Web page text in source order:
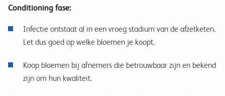
Conditioning fase:
Infectie ontstaat al in een vroeg stadium van de afzetketen.
Let dus goed op welke bloemen je koopt.
Koop bloemen bij afnemers die betrouwbaar zijn en bekend
zijn om hun kwaliteit.